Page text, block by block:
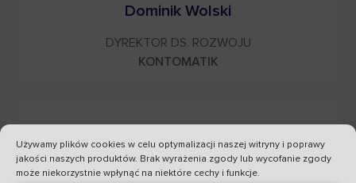
Używamy plików cookies w celu optymalizacji naszej witryny i poprawy
jakości naszych produktów. Brak wyrażenia zgody lub wycofanie zgody
może niekorzystnie wpłynąć na niektóre cechy i funkcje.
Dominik Wolski
DYREKTOR DS. ROZWOJU
KONTOMATIK